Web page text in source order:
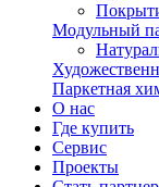
Модульный
Паркетная
О нас
Где купить
Сервис
Проекты